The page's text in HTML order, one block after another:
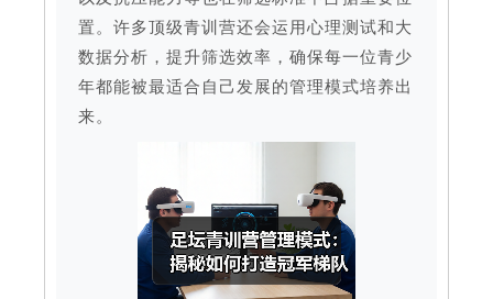
置。许多顶级青训营还会运用心理测试和大
数据分析，提升筛选效率，确保每一位青少
年都能被最适合自己发展的管理模式培养出
来。